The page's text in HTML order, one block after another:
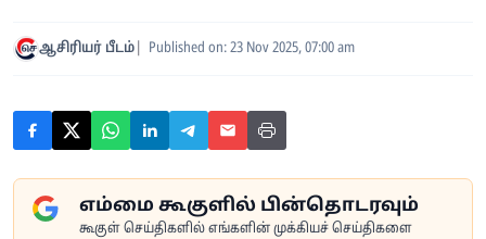
ஆசிரியர் பீடம் Published on: 23 Nov 2025, 07:00 am
எம்மை கூகுளில் பின்தொடரவும்
கூகுள் செய்திகளில் எங்களின் முக்கியச் செய்திகளை